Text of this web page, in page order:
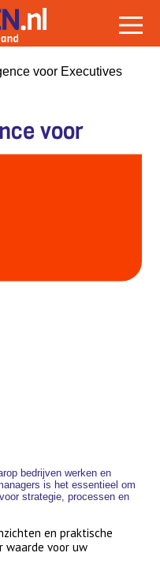
voor Executives
voor
bedrijven werken en
is het essentieel om
strategie, processen en
en praktische
waarde voor uw